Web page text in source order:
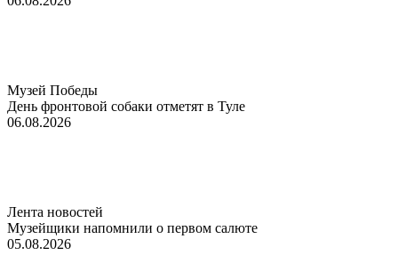
Музей Победы
День фронтовой собаки отметят в Туле
06.08.2026
Лента новостей
Музейщики напомнили о первом салюте
05.08.2026